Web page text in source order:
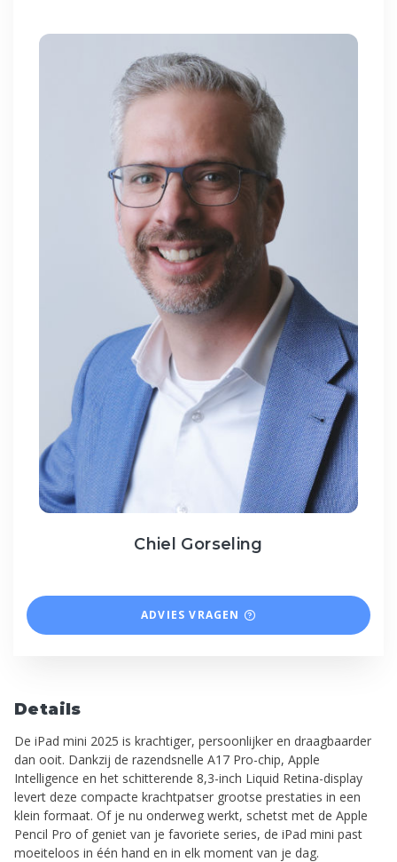
Chiel Gorseling
ADVIES VRAGEN
Details
De iPad mini 2025 is krachtiger, persoonlijker en draagbaarder
dan ooit. Dankzij de razendsnelle A17 Pro-chip, Apple
Intelligence en het schitterende 8,3-inch Liquid Retina-display
levert deze compacte krachtpatser grootse prestaties in een
klein formaat. Of je nu onderweg werkt, schetst met de Apple
Pencil Pro of geniet van je favoriete series, de iPad mini past
moeiteloos in één hand en in elk moment van je dag.